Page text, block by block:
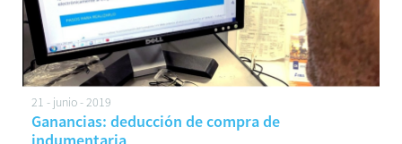
21 - junio - 2019
Ganancias: deducción de compra de